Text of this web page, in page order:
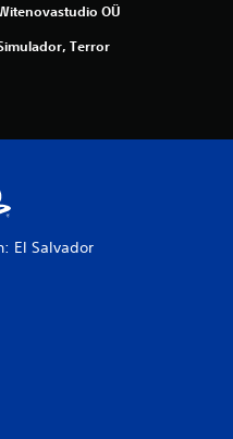
OÜ
Terror
El Salvador